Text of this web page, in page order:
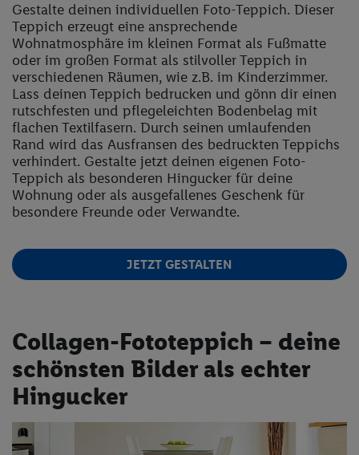
Gestalte deinen individuellen Foto-Teppich. Dieser
Teppich erzeugt eine ansprechende
Wohnatmosphäre im kleinen Format als Fußmatte
oder im großen Format als stilvoller Teppich in
verschiedenen Räumen, wie z.B. im Kinderzimmer.
Lass deinen Teppich bedrucken und gönn dir einen
rutschfesten und pflegeleichten Bodenbelag mit
flachen Textilfasern. Durch seinen umlaufenden
Rand wird das Ausfransen des bedruckten Teppichs
verhindert. Gestalte jetzt deinen eigenen Foto-
Teppich als besonderen Hingucker für deine
Wohnung oder als ausgefallenes Geschenk für
besondere Freunde oder Verwandte.
JETZT GESTALTEN
Collagen-Fototeppich – deine
schönsten Bilder als echter
Hingucker